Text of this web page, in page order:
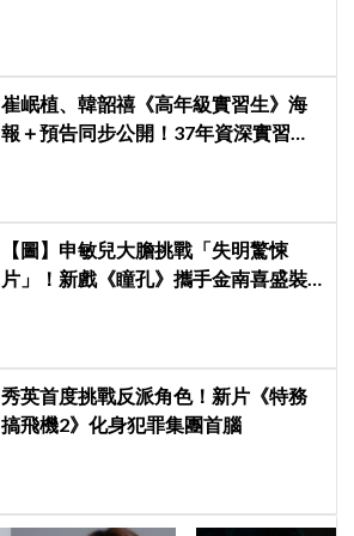
崔岷植、韓韶禧《高年級實習生》海
報＋預告同步公開！37年資深實習生
【圖】申敏兒大膽挑戰「失明驚悚
片」！新戲《瞳孔》攜手金南喜盛裝
秀英首度挑戰反派角色！新片《特務
搞飛機2》化身犯罪集團首腦